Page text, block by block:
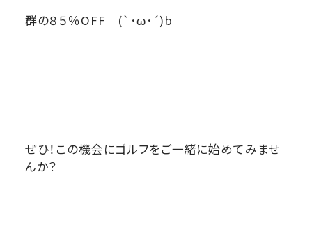
群の８５％OFF (`･ω･´)b
ぜひ！この機会にゴルフをご一緒に始めてみませ
んか？